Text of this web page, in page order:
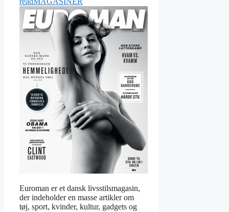
Euroman er et dansk livsstilsmagasin,
der indeholder en masse artikler om
tøj, sport, kvinder, kultur, gadgets og